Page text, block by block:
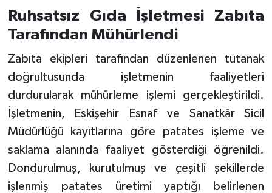
Ruhsatsız Gıda İşletmesi Zabıta
Tarafından Mühürlendi
Zabıta ekipleri tarafından düzenlenen tutanak
doğrultusunda işletmenin faaliyetleri
durdurularak mühürleme işlemi gerçekleştirildi.
İşletmenin, Eskişehir Esnaf ve Sanatkâr Sicil
Müdürlüğü kayıtlarına göre patates işleme ve
saklama alanında faaliyet gösterdiği öğrenildi.
Dondurulmuş, kurutulmuş ve çeşitli şekillerde
işlenmiş patates üretimi yaptığı belirlenen